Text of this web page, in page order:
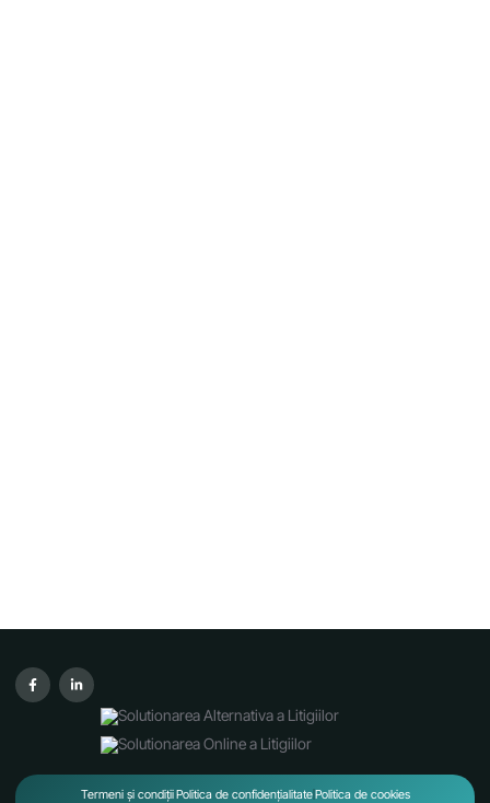
Termeni și condițiiPolitica de confidențialitatePolitica de cookies